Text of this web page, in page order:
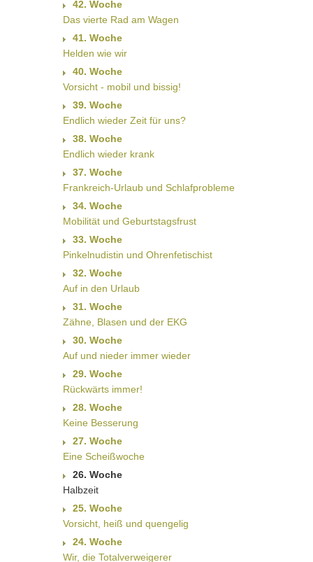
42. Woche
Das vierte Rad am Wagen
41. Woche
Helden wie wir
40. Woche
Vorsicht - mobil und bissig!
39. Woche
Endlich wieder Zeit für uns?
38. Woche
Endlich wieder krank
37. Woche
Frankreich-Urlaub und Schlafprobleme
34. Woche
Mobilität und Geburtstagsfrust
33. Woche
Pinkelnudistin und Ohrenfetischist
32. Woche
Auf in den Urlaub
31. Woche
Zähne, Blasen und der EKG
30. Woche
Auf und nieder immer wieder
29. Woche
Rückwärts immer!
28. Woche
Keine Besserung
27. Woche
Eine Scheißwoche
26. Woche
Halbzeit
25. Woche
Vorsicht, heiß und quengelig
24. Woche
Wir, die Totalverweigerer